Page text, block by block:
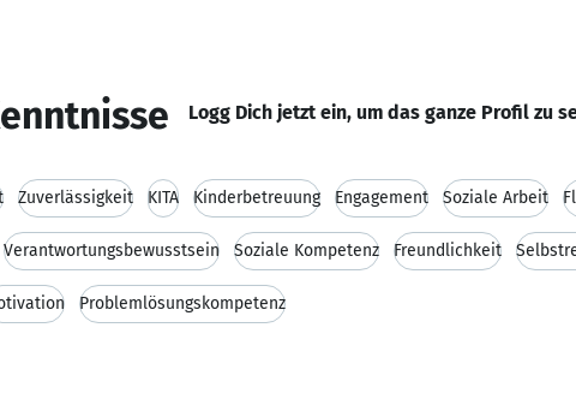
Logg Dich jetzt ein, um das ganze Profil zu
Zuverlässigkeit KITA Kinderbetreuung Engagement Soziale Arbeit
Verantwortungsbewusstsein Soziale Kompetenz Freundlichkeit
Problemlösungskompetenz